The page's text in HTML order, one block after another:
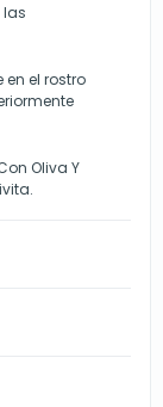
el rostro
Oliva Y